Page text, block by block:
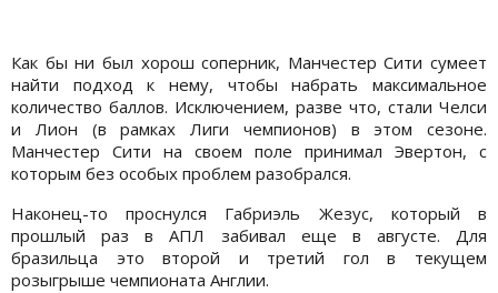
Как бы ни был хорош соперник, Манчестер Сити сумеет
найти подход к нему, чтобы набрать максимальное
количество баллов. Исключением, разве что, стали Челси
и Лион (в рамках Лиги чемпионов) в этом сезоне.
Манчестер Сити на своем поле принимал Эвертон, с
которым без особых проблем разобрался.
Наконец-то проснулся Габриэль Жезус, который в
прошлый раз в АПЛ забивал еще в августе. Для
бразильца это второй и третий гол в текущем
розыгрыше чемпионата Англии.